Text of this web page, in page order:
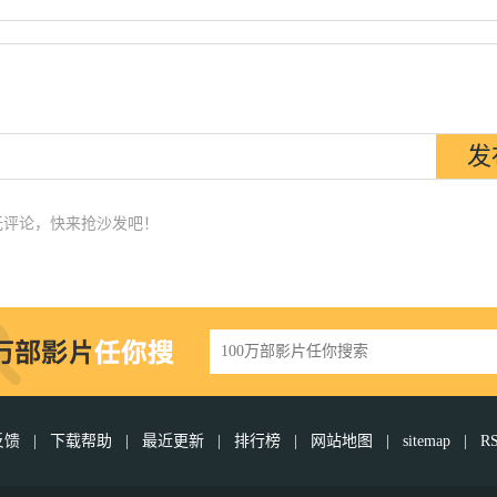
论，快来抢沙发吧！
馈 | 下载帮助 | 最近更新 | 排行榜 | 网站地图 | sitemap |